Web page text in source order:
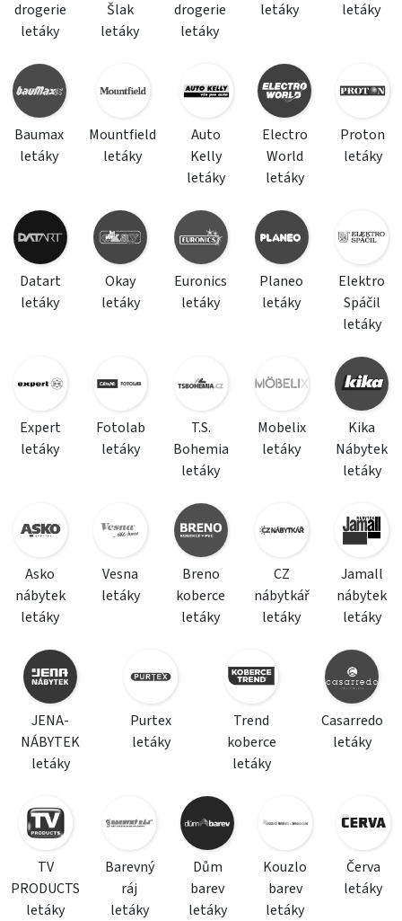
drogerie
letáky
Šlak
letáky
drogerie
letáky
letáky letáky
Baumax
letáky
Mountfield
letáky
Auto
Kelly
letáky
Electro
World
letáky
Proton
letáky
Datart
letáky
Okay
letáky
Euronics
letáky
Planeo
letáky
Elektro
Spáčil
letáky
Expert
letáky
Fotolab
letáky
T.S.
Bohemia
letáky
Mobelix
letáky
Kika
Nábytek
letáky
Asko
nábytek
letáky
Vesna
letáky
Breno
koberce
letáky
CZ
nábytkář
letáky
Jamall
nábytek
letáky
JENA-
NÁBYTEK
letáky
Purtex
letáky
Trend
koberce
letáky
Casarredo
letáky
TV
PRODUCTS
letáky
Barevný
ráj
letáky
Dům
barev
letáky
Kouzlo
barev
letáky
Červa
letáky